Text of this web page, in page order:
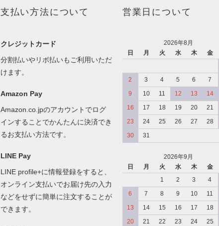
支払い方法について
クレジットカード
分割払いやリボ払いもご利用いただ
けます。
Amazon Pay
Amazon.co.jpのアカウントでログ
インすることでかんたんに決済でき
るお支払い方法です。
LINE Pay
LINE profile+に情報登録をすると、
オンライン支払いでお届け先の入力
などをせずに簡単に注文することが
できます。
営業日について
2026年8月
日
月 火 水 木 金
2
3 4 5 6 7
9
10 11 12 13 14
16
17 18 19 20 21
23
24 25 26 27 28
30
31
2026年9月
日
月 火 水 木 金
1
2 3 4
6
7 8 9 10 11
13
14 15 16 17 18
20
21 22 23 24 25